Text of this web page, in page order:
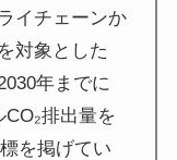
イチェーンか
対象とした
年までに
排出量を
を掲げてい